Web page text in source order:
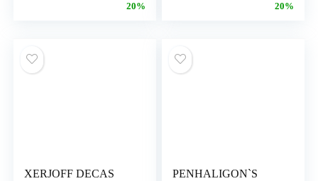
20% 20%
XERJOFF DECAS
PENHALIGON`S